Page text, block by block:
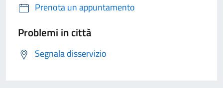
Prenota un appuntamento
Problemi in città
Segnala disservizio